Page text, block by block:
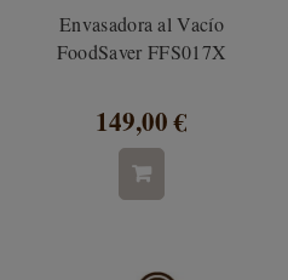
Envasadora al Vacío
FoodSaver FFS017X
149,00 €